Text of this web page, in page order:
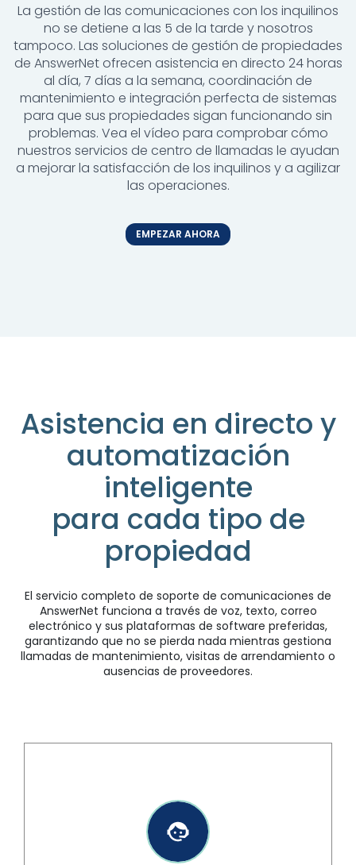
La gestión de las comunicaciones con los inquilinos
no se detiene a las 5 de la tarde y nosotros
tampoco. Las soluciones de gestión de propiedades
de AnswerNet ofrecen asistencia en directo 24 horas
al día, 7 días a la semana, coordinación de
mantenimiento e integración perfecta de sistemas
para que sus propiedades sigan funcionando sin
problemas. Vea el vídeo para comprobar cómo
nuestros servicios de centro de llamadas le ayudan
a mejorar la satisfacción de los inquilinos y a agilizar
las operaciones.
EMPEZAR AHORA
Asistencia en directo y
automatización
inteligente
para cada tipo de
propiedad
El servicio completo de soporte de comunicaciones de
AnswerNet funciona a través de voz, texto, correo
electrónico y sus plataformas de software preferidas,
garantizando que no se pierda nada mientras gestiona
llamadas de mantenimiento, visitas de arrendamiento o
ausencias de proveedores.